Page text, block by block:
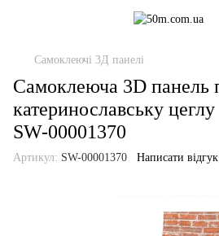
Самоклеючі 3Д панелі
Самоклеюча 3D панель
катеринославську
SW-00001370
Артикул: SW-00001370 Написати відгук